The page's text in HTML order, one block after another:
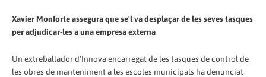
Xavier Monforte assegura que se'l va desplaçar de les seves tasques
per adjudicar-les a una empresa externa
Un extreballador d'Innova encarregat de les tasques de control de
les obres de manteniment a les escoles municipals ha denunciat